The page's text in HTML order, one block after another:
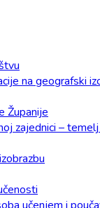
na geografski
Županije
zajednici –